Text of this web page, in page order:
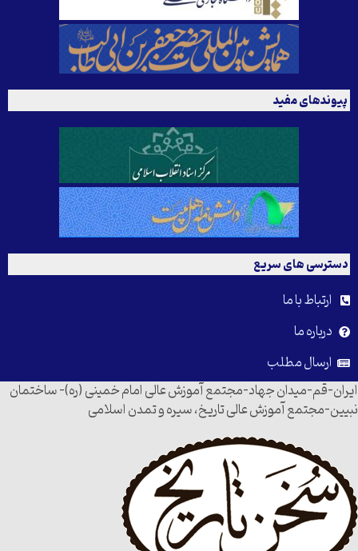
پیوندهای مفید
دسترسی های سریع
ارتباط با ما
درباره ما
ارسال مطلب
ایران-قم-میدان جهاد-مجتمع آموزش عالی امام خمینی (ره)- ساختمان
نبیین-مجتمع آموزش عالی تاریخ، سیره و تمدن اسلامی